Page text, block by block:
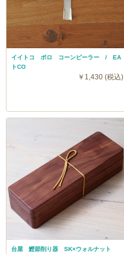
イイトコ ポロ コーンピーラー / EA
トCO
￥1,430 (税込)
台屋 鰹節削り器 SK×ウォルナット